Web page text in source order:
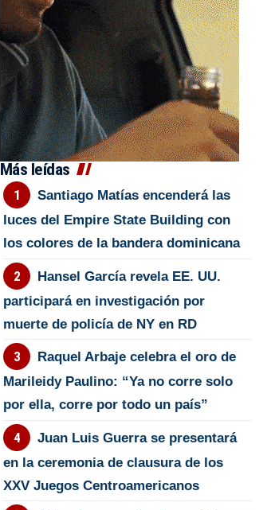
Más leídas
Santiago Matías encenderá las
luces del Empire State Building con
los colores de la bandera dominicana
Hansel García revela EE. UU.
participará en investigación por
muerte de policía de NY en RD
Raquel Arbaje celebra el oro de
Marileidy Paulino: “Ya no corre solo
por ella, corre por todo un país”
Juan Luis Guerra se presentará
en la ceremonia de clausura de los
XXV Juegos Centroamericanos